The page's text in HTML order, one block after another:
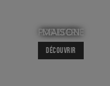
ENFANTS
DÉCOUVRIR
FEMMES
DÉCOUVRIR
PAPETERIE
DÉCOUVRIR
MAISON
DÉCOUVRIR